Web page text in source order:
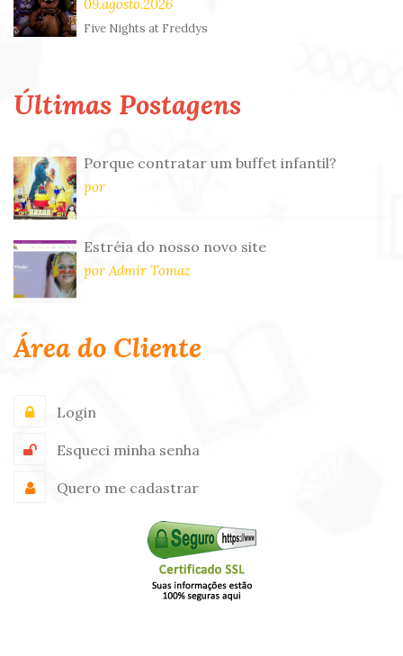
09.agosto.2026
Five Nights at Freddys
Últimas Postagens
Porque contratar um buffet infantil?
por
Estréia do nosso novo site
por Admir Tomaz
Área do Cliente
Login
Esqueci minha senha
Quero me cadastrar